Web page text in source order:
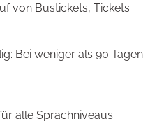
von Bustickets, Tickets
Bei weniger als 90 Tagen
alle Sprachniveaus